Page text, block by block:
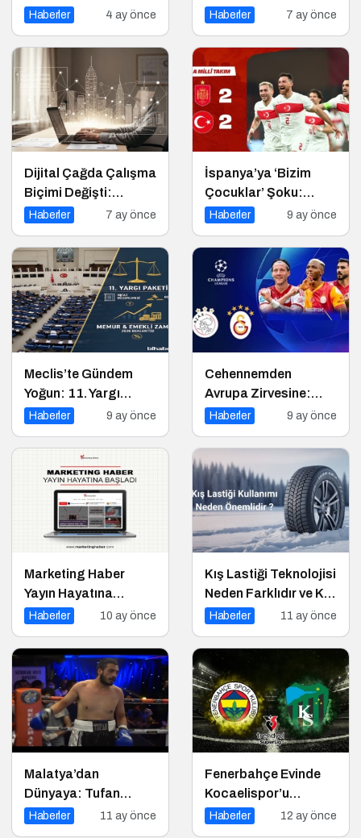
Sağlık Ödülleri 9. Kez
Haberler 4 ay önce Haberler 7 ay önce
Dijital Çağda Çalışma
Biçimi Değişti:
Bilgiyle Para
Düzeni
Haberler 7 ay önce
İspanya’ya ‘Bizim
Çocuklar’ Şoku:
Dünya Kupası Işığı
Haberler 9 ay önce
Meclis’te Gündem
Yoğun: 11. Yargı
Paketi ve Memur
Durum!
Haberler 9 ay önce
Cehennemden
Avrupa Zirvesine:
Galatasaray’ın Kritik
Haberler 9 ay önce
Marketing Haber
Yayın Hayatına
Başladı
Haberler 10 ay önce
Kış Lastiği Teknolojisi
Neden Farklıdır ve Kış
Lastiği Kullanmanın
Haberler 11 ay önce
Malatya’dan
Dünyaya: Tufan
Değirmenci,
Haberler 11 ay önce
Fenerbahçe Evinde
Kocaelispor’u
Ağırlıyor
Haberler 12 ay önce